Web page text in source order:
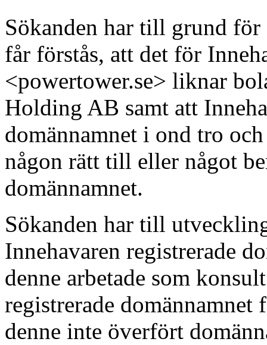
Sökanden har till grund för
får förstås, att det för
<powertower.se> liknar
Holding AB samt att
domännamnet i ond tro
någon rätt till eller något
domännamnet.
Sökanden har till
Innehavaren registrerade
denne arbetade som
registrerade
denne inte överfört